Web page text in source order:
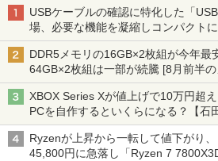
USBケーブルの確認に特化した「
場、必要な機能を凝縮しコンパクト
DDR5メモリの16GB×2枚組が今年最
64GB×2枚組は一部が続騰 [8月前半
XBOX Series Xが値上げで10万円超
PCを自作するといくらになる？【石
ーム』】
Ryzenが上昇から一転して値下がり
45,800円に急落し「Ryzen 7